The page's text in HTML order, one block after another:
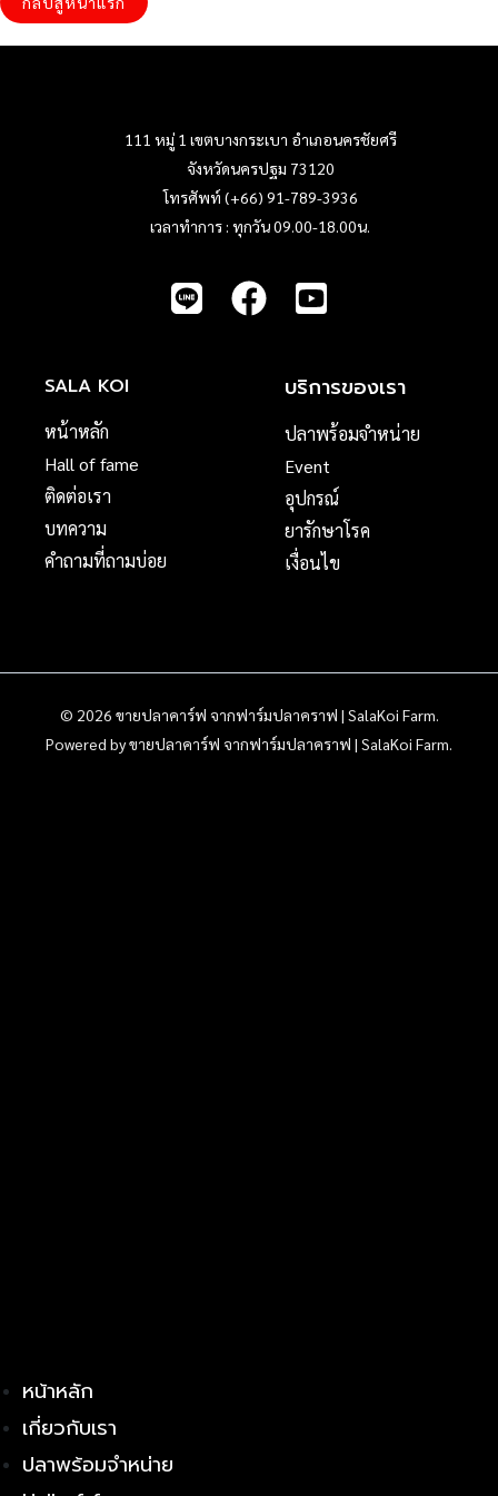
111 หมู่ 1 เขตบางกระเบา อำเภอนครชัยศรี
จังหวัดนครปฐม 73120
โทรศัพท์ (+66) 91-789-3936
เวลาทำการ : ทุกวัน 09.00-18.00น.
SALA KOI
หน้าหลัก
Hall of fame
ติดต่อเรา
บทความ
คำถามที่ถามบ่อย
บริการของเรา
ปลาพร้อมจำหน่าย
Event
อุปกรณ์
ยารักษาโรค
เงื่อนไข
© 2026 ขายปลาคาร์ฟ จากฟาร์มปลาคราฟ | SalaKoi Farm.
Powered by ขายปลาคาร์ฟ จากฟาร์มปลาคราฟ | SalaKoi Farm.
หน้าหลัก
เกี่ยวกับเรา
ปลาพร้อมจำหน่าย